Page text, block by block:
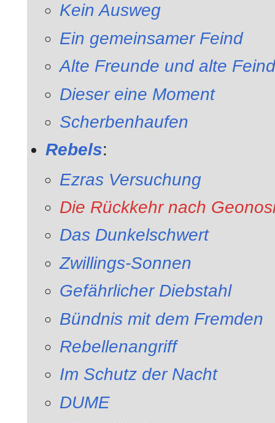
Kein Ausweg
Ein gemeinsamer Feind
Alte Freunde und alte
Dieser eine Moment
Scherbenhaufen
Rebels:
Ezras Versuchung
Die Rückkehr nach
Das Dunkelschwert
Zwillings-Sonnen
Gefährlicher Diebstahl
Bündnis mit dem Fremden
Rebellenangriff
Im Schutz der Nacht
DUME